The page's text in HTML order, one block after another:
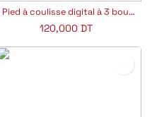
Pied à coulisse digital à 3 boutons KINEX
120,000 DT